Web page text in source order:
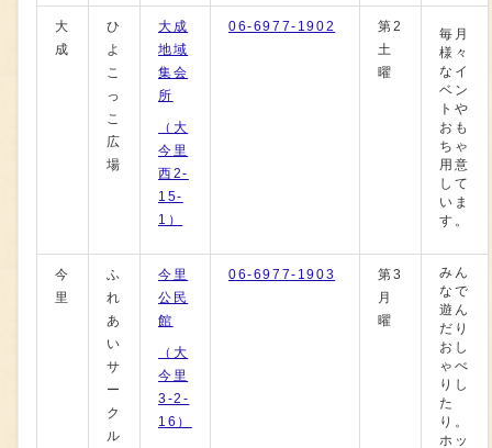
大
成
ひ
よ
こ
っ
こ
広
場
大成
地域
集会
所
（大
今里
西2-
15-
1）
06-6977-1902
第2
土
曜
毎月
様々
なイ
ベン
トや
おも
ちゃ
用意
して
いま
す。
今
里
ふ
れ
あ
い
サ
ー
ク
ル
今里
公民
館
（大
今里
3-2-
16）
06-6977-1903
第3
月
曜
みん
なで
遊ん
だり
おし
ゃべ
りし
た
り。
ホッ